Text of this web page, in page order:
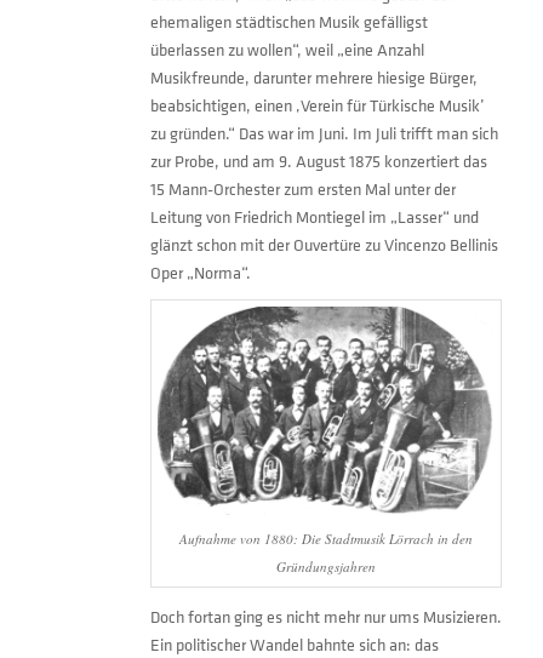
ehemaligen städtischen Musik gefälligst
überlassen zu wollen“, weil „eine Anzahl
Musikfreunde, darunter mehrere hiesige Bürger,
beabsichtigen, einen ‚Verein für Türkische Musik’
zu gründen.“ Das war im Juni. Im Juli trifft man sich
zur Probe, und am 9. August 1875 konzertiert das
15 Mann-Orchester zum ersten Mal unter der
Leitung von Friedrich Montiegel im „Lasser“ und
glänzt schon mit der Ouvertüre zu Vincenzo Bellinis
Oper „Norma“.
Aufnahme von 1880: Die Stadtmusik Lörrach in den
Gründungsjahren
Doch fortan ging es nicht mehr nur ums Musizieren.
Ein politischer Wandel bahnte sich an: das